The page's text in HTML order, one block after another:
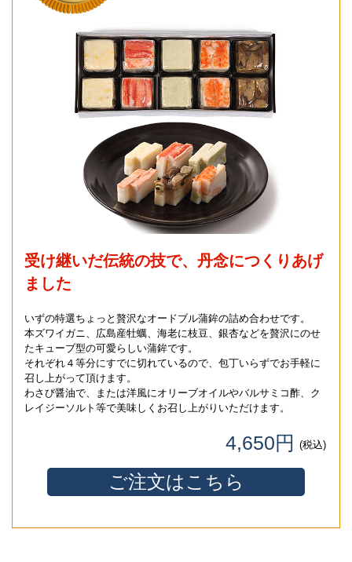
受け継いだ伝統の技で、丹念につくりあげ
ました
いずの特選ちょっと贅沢なオードブル蒲鉾の詰め合わせです。
本ズワイガニ、広島産牡蠣、海老に枝豆、銀杏などを贅沢にのせ
たキューブ型の可愛らしい蒲鉾です。
それぞれ４等分にすでに切れているので、包丁いらずでお手軽に
召し上がって頂けます。
わさび醤油で、または洋風にオリーブオイルやバルサミコ酢、ク
レイジーソルト等で美味しくお召し上がりいただけます。
4,650円 (税込)
ご注文はこちら